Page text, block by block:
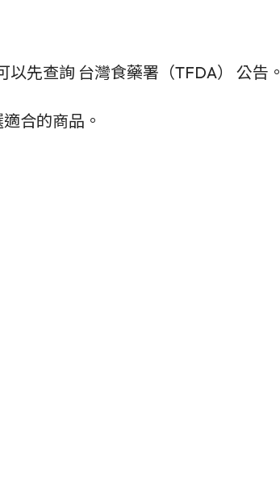
先查詢 台灣食藥署（TFDA） 公告。
合的商品。